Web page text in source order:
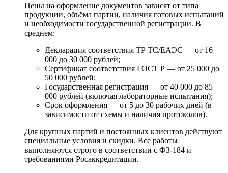
Цены на оформление документов зависят от типа
продукции, объёма партии, наличия готовых испытаний
и необходимости государственной регистрации. В
среднем:
Декларация соответствия ТР ТС/ЕАЭС — от 16
000 до 30 000 рублей;
Сертификат соответствия ГОСТ Р — от 25 000 до
50 000 рублей;
Государственная регистрация — от 40 000 до 85
000 рублей (включая лабораторные испытания);
Срок оформления — от 5 до 30 рабочих дней (в
зависимости от схемы и наличия протоколов).
Для крупных партий и постоянных клиентов действуют
специальные условия и скидки. Все работы
выполняются строго в соответствии с ФЗ-184 и
требованиями Росаккредитации.